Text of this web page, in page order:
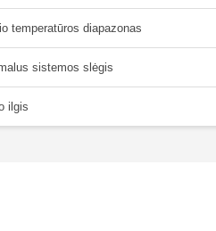
temperatūros diapazonas
sistemos slėgis
ilgis